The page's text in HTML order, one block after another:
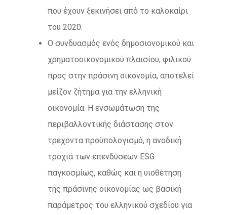
που έχουν ξεκινήσει από το καλοκαίρι
του 2020.
Ο συνδυασμός ενός δημοσιονομικού και
χρηματοοικονομικού πλαισίου, φιλικού
προς στην πράσινη οικονομία, αποτελεί
μείζον ζήτημα για την ελληνική
οικονομία. Η ενσωμάτωση της
περιβαλλοντικής διάστασης στον
τρέχοντα προϋπολογισμό, η ανοδική
τροχιά των επενδύσεων ESG
παγκοσμίως, καθώς και η υιοθέτηση
της πράσινης οικονομίας ως βασική
παράμετρος του ελληνικού σχεδίου για